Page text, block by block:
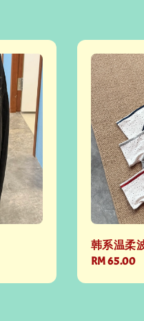
韩系温柔
Regular
RM 65.00